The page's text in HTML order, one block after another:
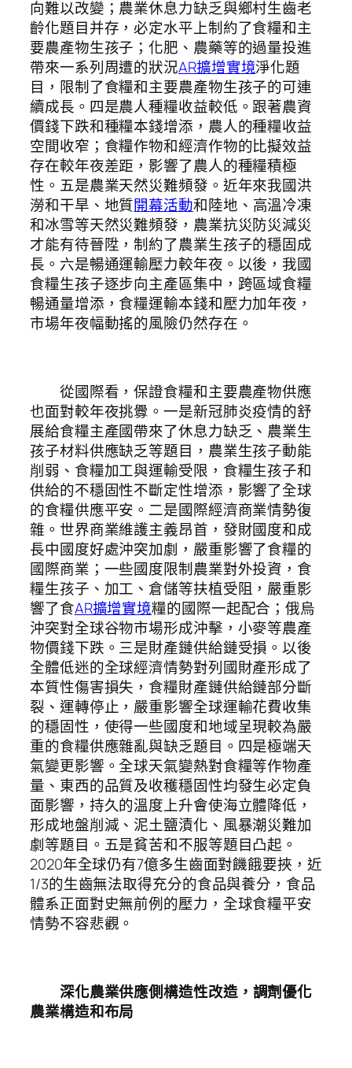
向難以改變；農業休息力缺乏與鄉村生齒老
齡化題目并存，必定水平上制約了食糧和主
要農產物生孩子；化肥、農藥等的過量投進
帶來一系列周遭的狀況AR擴增實境淨化題
目，限制了食糧和主要農產物生孩子的可連
續成長。四是農人種糧收益較低。跟著農資
價錢下跌和種糧本錢增添，農人的種糧收益
空間收窄；食糧作物和經濟作物的比擬效益
存在較年夜差距，影響了農人的種糧積極
性。五是農業天然災難頻發。近年來我國洪
澇和干旱、地質開幕活動和陸地、高溫冷凍
和冰雪等天然災難頻發，農業抗災防災減災
才能有待晉陞，制約了農業生孩子的穩固成
長。六是暢通運輸壓力較年夜。以後，我國
食糧生孩子逐步向主產區集中，跨區域食糧
暢通量增添，食糧運輸本錢和壓力加年夜，
市場年夜幅動搖的風險仍然存在。
從國際看，保證食糧和主要農產物供應
也面對較年夜挑釁。一是新冠肺炎疫情的舒
展給食糧主產國帶來了休息力缺乏、農業生
孩子材料供應缺乏等題目，農業生孩子動能
削弱、食糧加工與運輸受限，食糧生孩子和
供給的不穩固性不斷定性增添，影響了全球
的食糧供應平安。二是國際經濟商業情勢復
雜。世界商業維護主義昂首，發財國度和成
長中國度好處沖突加劇，嚴重影響了食糧的
國際商業；一些國度限制農業對外投資，食
糧生孩子、加工、倉儲等扶植受阻，嚴重影
響了食AR擴增實境糧的國際一起配合；俄烏
沖突對全球谷物市場形成沖擊，小麥等農產
物價錢下跌。三是財產鏈供給鏈受損。以後
全體低迷的全球經濟情勢對列國財產形成了
本質性傷害損失，食糧財產鏈供給鏈部分斷
裂、運轉停止，嚴重影響全球運輸花費收集
的穩固性，使得一些國度和地域呈現較為嚴
重的食糧供應雜亂與缺乏題目。四是極端天
氣變更影響。全球天氣變熱對食糧等作物產
量、東西的品質及收穫穩固性均發生必定負
面影響，持久的溫度上升會使海立體降低，
形成地盤削減、泥土鹽漬化、風暴潮災難加
劇等題目。五是貧苦和不服等題目凸起。
2020年全球仍有7億多生齒面對饑餓要挾，近
1/3的生齒無法取得充分的食品與養分，食品
體系正面對史無前例的壓力，全球食糧平安
情勢不容悲觀。
深化農業供應側構造性改造，調劑優化
農業構造和布局